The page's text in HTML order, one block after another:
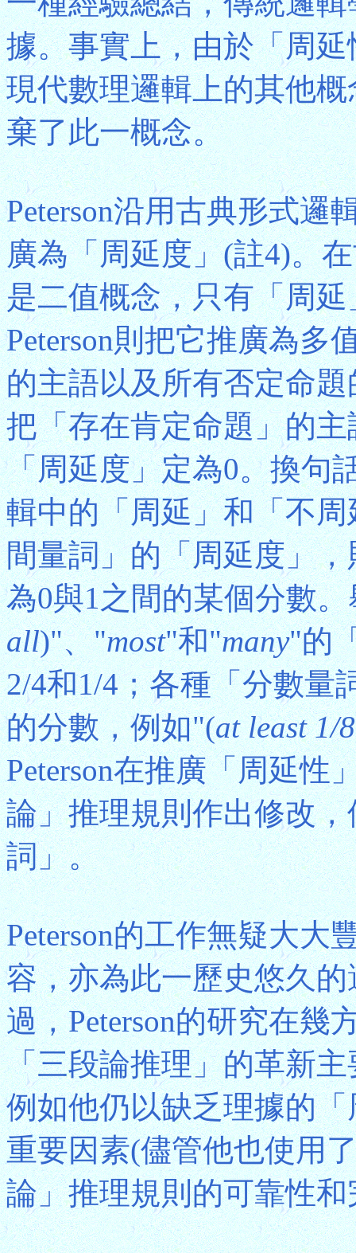
據。事實上，由於「周
現代數理邏輯上的其他
棄了此一概念。
Peterson沿用古典形式邏
廣為「周延度」(註4)。
是二值概念，只有「周
Peterson則把它推廣為多
的主語以及所有否定命
把「存在肯定命題」的
「周延度」定為0。換句
輯中的「周延」和「不
間量詞」的「周延度」
為0與1之間的某個分數
all)"、"most"和"many"的
2/4和1/4；各種「分數量
的分數，例如"(at least 1/8
Peterson在推廣「周延性
論」推理規則作出修改
詞」。
Peterson的工作無疑大大
容，亦為此一歷史悠久
過，Peterson的研究在幾
「三段論推理」的革新
例如他仍以缺乏理據的
重要因素(儘管他也使用
論」推理規則的可靠性